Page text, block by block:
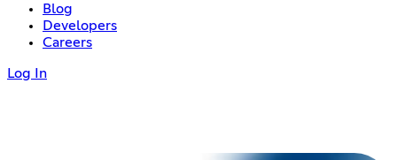
Blog
Developers
Careers
Log In